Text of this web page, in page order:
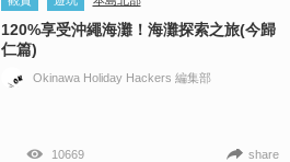
120%享受沖繩海灘！海灘探索之旅(今歸
仁篇)
Okinawa Holiday Hackers 編集部
10669 share